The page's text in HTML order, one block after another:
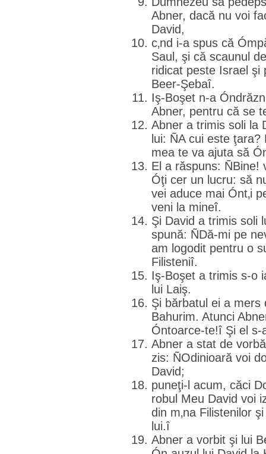
Abner, dacă nu voi
David,
c‚nd i-a spus că
Saul, şi că scaunul
ridicat peste Israel şi
Beer-Şebaî.
Iş-Boşet n-a
Abner, pentru că se
Abner a trimis soli la
lui: ÑA cui este ţara?
mea te va ajuta să
El a răspuns: ÑBine!
Óţi cer un lucru: să
vei aduce mai Ónt‚i
veni la mineî.
Şi David a trimis soli
spună: ÑDă-mi pe
am logodit pentru o
Filisteniî.
Iş-Boşet a trimis s-o
lui Laiş.
Şi bărbatul ei a mers
Bahurim. Atunci
Óntoarce-te!î Şi el s-
Abner a stat de
zis: ÑOdinioară voi
David;
puneţi-l acum, căci
robul Meu David voi
din m‚na Filistenilor
lui.î
Abner a vorbit şi lui